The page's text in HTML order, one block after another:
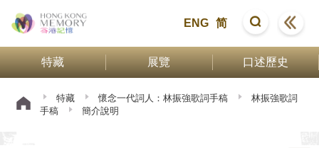
ENG 简
特藏 展覽 口述歷史
特藏 懷念一代詞人：林振強歌詞手稿
林振強歌詞
手稿
簡介說明